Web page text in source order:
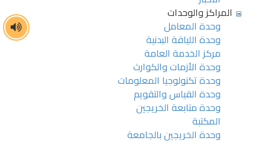
المراكز والوحدات
وحدة المعامل
وحدة اللياقة البدنية
مركز الخدمة العامة
وحدة الأزمات والكوارث
وحدة تكنولوجيا المعلومات
وحدة القياس والتقويم
وحدة متابعة الخريجين
المكتبة
وحدة الخريجين بالجامعة